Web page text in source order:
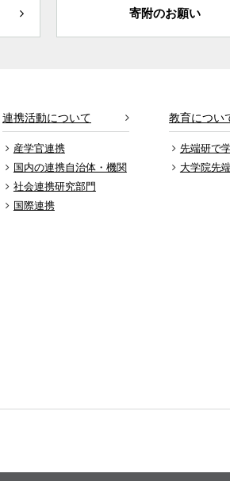
寄附のお願い
連携活動について
産学官連携
国内の連携自治体・機関
社会連携研究部門
国際連携
教育につい
先端研で
大学院先